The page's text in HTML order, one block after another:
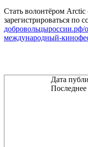
Стать волонтёром
зарегистрироваться по
добровольцыроссии.рф/
международный-
Дата